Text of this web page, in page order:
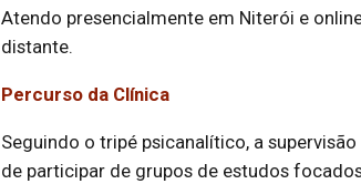
Atendo presencialmente em Niterói e
distante.
Percurso da Clínica
Seguindo o tripé psicanalítico, a
de participar de grupos de estudos